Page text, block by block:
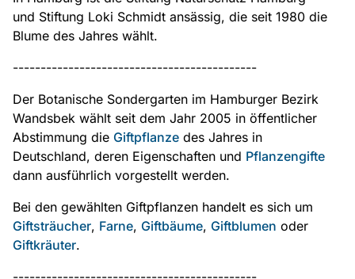
und Stiftung Loki Schmidt ansässig, die seit 1980 die
Blume des Jahres wählt.
--------------------------------------------
Der Botanische Sondergarten im Hamburger Bezirk
Wandsbek wählt seit dem Jahr 2005 in öffentlicher
Abstimmung die Giftpflanze des Jahres in
Deutschland, deren Eigenschaften und Pflanzengifte
dann ausführlich vorgestellt werden.
Bei den gewählten Giftpflanzen handelt es sich um
Giftsträucher, Farne, Giftbäume, Giftblumen oder
Giftkräuter.